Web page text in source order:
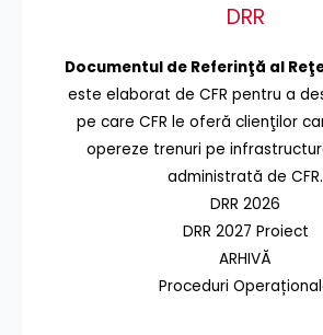
DRR
Documentul de Referinţă al
este elaborat de CFR pentru a
pe care CFR le oferă clienţilor
opereze trenuri pe
administrată de CFR.
DRR 2026
DRR 2027 Proiect
ARHIVĂ
Proceduri